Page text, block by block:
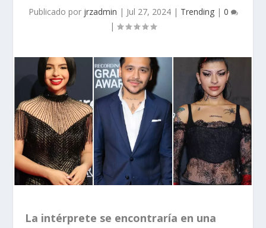
Publicado por jrzadmin | Jul 27, 2024| Trending| 0
|
La intérprete se encontraría en una